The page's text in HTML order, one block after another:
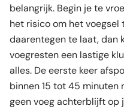
belangrijk. Begin je te
het risico om het voegsel
daarentegen te laat, dan
voegresten een lastige
alles. De eerste keer
binnen 15 tot 45 minuten
geen voeg achterblijft op